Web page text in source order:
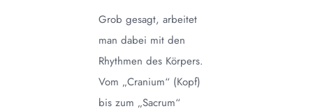
Grob gesagt, arbeitet
man dabei mit den
Rhythmen des Körpers.
Vom „Cranium“ (Kopf)
bis zum „Sacrum“